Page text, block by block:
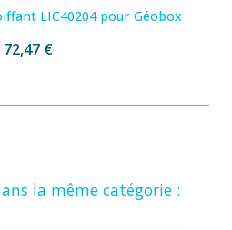
LIC40204 pour Géobox
72,47 €
la même catégorie :